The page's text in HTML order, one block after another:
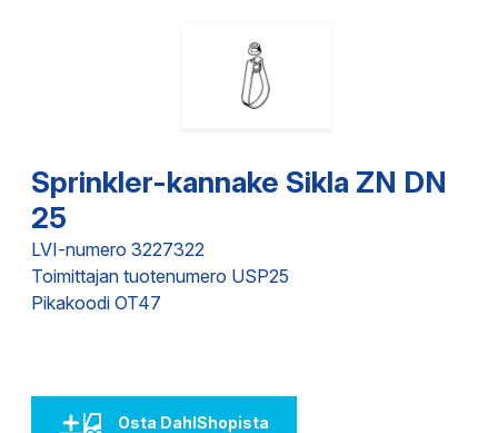
Sprinkler-kannake Sikla ZN DN
25
LVI-numero 3227322
Toimittajan tuotenumero USP25
Pikakoodi OT47
Osta DahlShopista